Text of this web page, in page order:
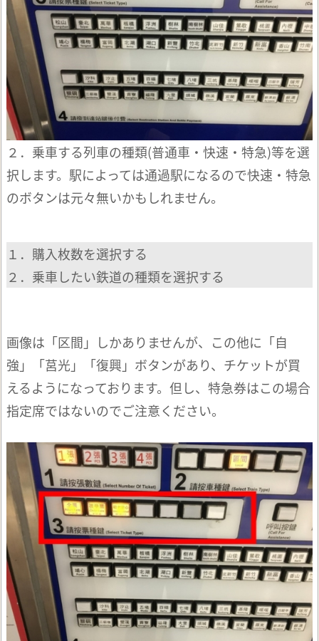
２．乗車する列車の種類(普通車・快速・特急)等を選
択します。駅によっては通過駅になるので快速・特急
のボタンは元々無いかもしれません。
１．購入枚数を選択する
２．乗車したい鉄道の種類を選択する
画像は「区間」しかありませんが、この他に「自
強」「莒光」「復興」ボタンがあり、チケットが買
えるようになっております。但し、特急券はこの場合
指定席ではないのでご注意ください。